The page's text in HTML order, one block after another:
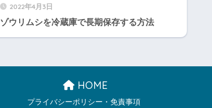
2022年4月3日
ゾウリムシを冷蔵庫で長期保存する方法
HOME
プライバシーポリシー・免責事項